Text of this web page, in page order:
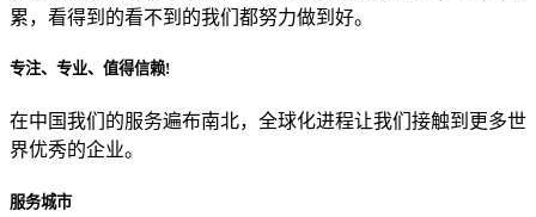
目前主要的营销渠道是？
累，看得到的看不到的我们都努力做到好。
专注、专业、值得信赖!
在中国我们的服务遍布南北，全球化进程让我们接触到更多世
界优秀的企业。
服务城市